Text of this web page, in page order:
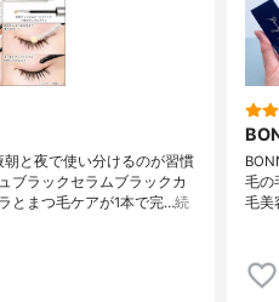
と夜で使い分けるのが習慣
ブラックセラムブラックカ
とまつ毛ケアが1本で完…続
毛の
毛美